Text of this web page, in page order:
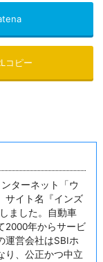
コピー
ターネット「ウ
サイト名『インズ
ました。自動車
2000年からサービ
運営会社はSBIホ
り、公正かつ中立